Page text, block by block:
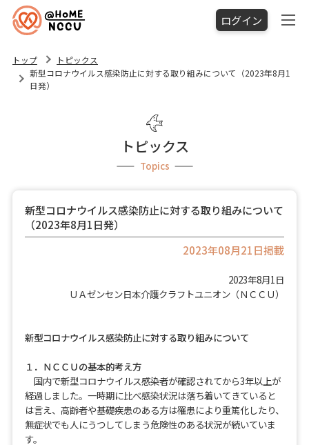
ログイン
トップ
トピックス
新型コロナウイルス感染防止に対する取り組みについて（2023年8月1
日発）
トピックス
Topics
新型コロナウイルス感染防止に対する取り組みについて
（2023年8月1日発）
2023年08月21日掲載
2023年8月1日
ＵＡゼンセン日本介護クラフトユニオン（ＮＣＣＵ）
新型コロナウイルス感染防止に対する取り組みについて
１．ＮＣＣＵの基本的考え方
国内で新型コロナウイルス感染者が確認されてから3年以上が
経過しました。一時期に比べ感染状況は落ち着いてきていると
は言え、高齢者や基礎疾患のある方は罹患により重篤化したり、
無症状でも人にうつしてしまう危険性のある状況が続いていま
す。